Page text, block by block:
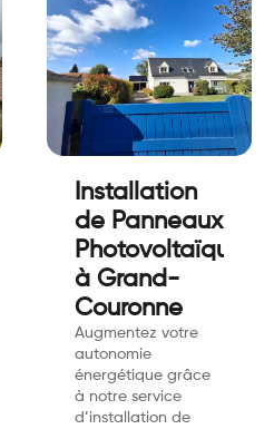
Installation
de Panneaux
Photovoltaïques
à Grand-
Couronne
Augmentez votre
autonomie
énergétique grâce
à notre service
d’installation de